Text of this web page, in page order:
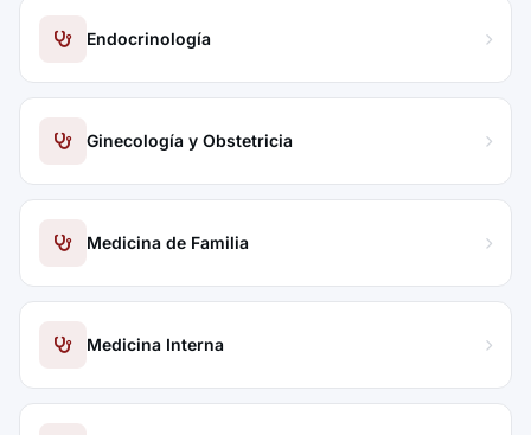
Endocrinología
Ginecología y Obstetricia
Medicina de Familia
Medicina Interna